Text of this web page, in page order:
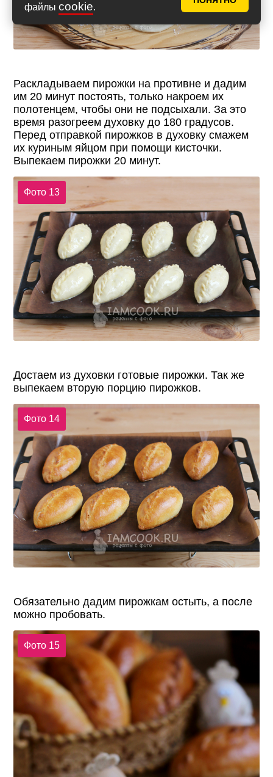
файлы cookie.
Раскладываем пирожки на противне и дадим
им 20 минут постоять, только накроем их
полотенцем, чтобы они не подсыхали. За это
время разогреем духовку до 180 градусов.
Перед отправкой пирожков в духовку смажем
их куриным яйцом при помощи кисточки.
Выпекаем пирожки 20 минут.
Фото 13
Достаем из духовки готовые пирожки. Так же
выпекаем вторую порцию пирожков.
Фото 14
Обязательно дадим пирожкам остыть, а после
можно пробовать.
Фото 15